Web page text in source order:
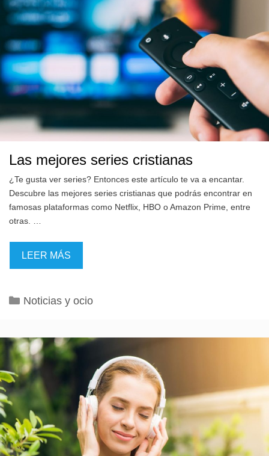
Las mejores series cristianas
¿Te gusta ver series? Entonces este artículo te va a encantar.
Descubre las mejores series cristianas que podrás encontrar en
famosas plataformas como Netflix, HBO o Amazon Prime, entre
otras. …
LEER MÁS
Categorías
Noticias y ocio